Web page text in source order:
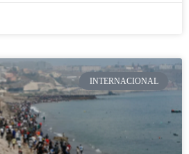
INTERNACIONAL